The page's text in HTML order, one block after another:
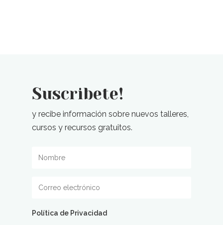
Suscribete!
y recibe información sobre nuevos talleres,
cursos y recursos gratuitos.
Política de Privacidad